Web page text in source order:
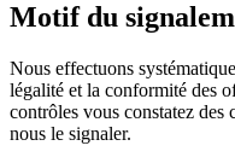
Motif du
Nous effectuons
légalité et la conformité des
contrôles vous constatez
nous le signaler.